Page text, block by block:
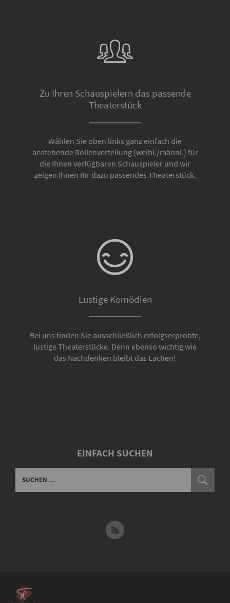
Zu Ihren Schauspielern das passende
Theaterstück
Wählen Sie oben links ganz einfach die
anstehende Rollenverteilung (weibl./männl.) für
die Ihnen verfügbaren Schauspieler und wir
zeigen Ihnen Ihr dazu passendes Theaterstück.
Lustige Komödien
Bei uns finden Sie ausschließlich erfolgserprobte,
lustige Theaterstücke. Denn ebenso wichtig wie
das Nachdenken bleibt das Lachen!
EINFACH SUCHEN